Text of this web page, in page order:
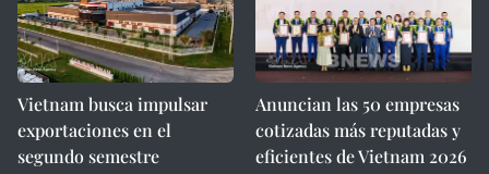
Vietnam busca impulsar
exportaciones en el
segundo semestre
Anuncian las 50 empresas
cotizadas más reputadas y
eficientes de Vietnam 2026